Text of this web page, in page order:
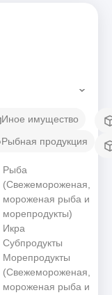
Иное имущество
Рыбная продукция
Рыба
(Свежемороженая,
мороженая рыба и
морепродукты)
Икра
Субпродукты
Морепродукты
(Свежемороженая,
мороженая рыба и